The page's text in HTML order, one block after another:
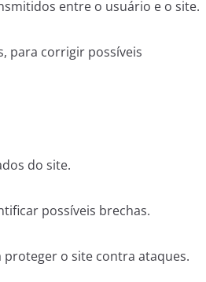
entre o usuário e o site.
para corrigir possíveis
do site.
possíveis brechas.
o site contra ataques.